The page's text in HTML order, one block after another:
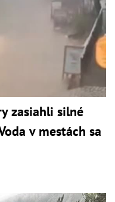
zasiahli silné
v mestách sa